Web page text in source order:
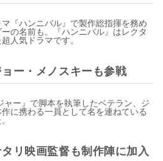
『ハンニバル』で製作総指揮を務め
の名前も。『ハンニバル』はレクタ
人気ドラマです。
ー・メノスキーも参戦
ャー』で脚本を執筆したベテラン、ジ
に携わる一員として名を連ねている
リ映画監督も制作陣に加入